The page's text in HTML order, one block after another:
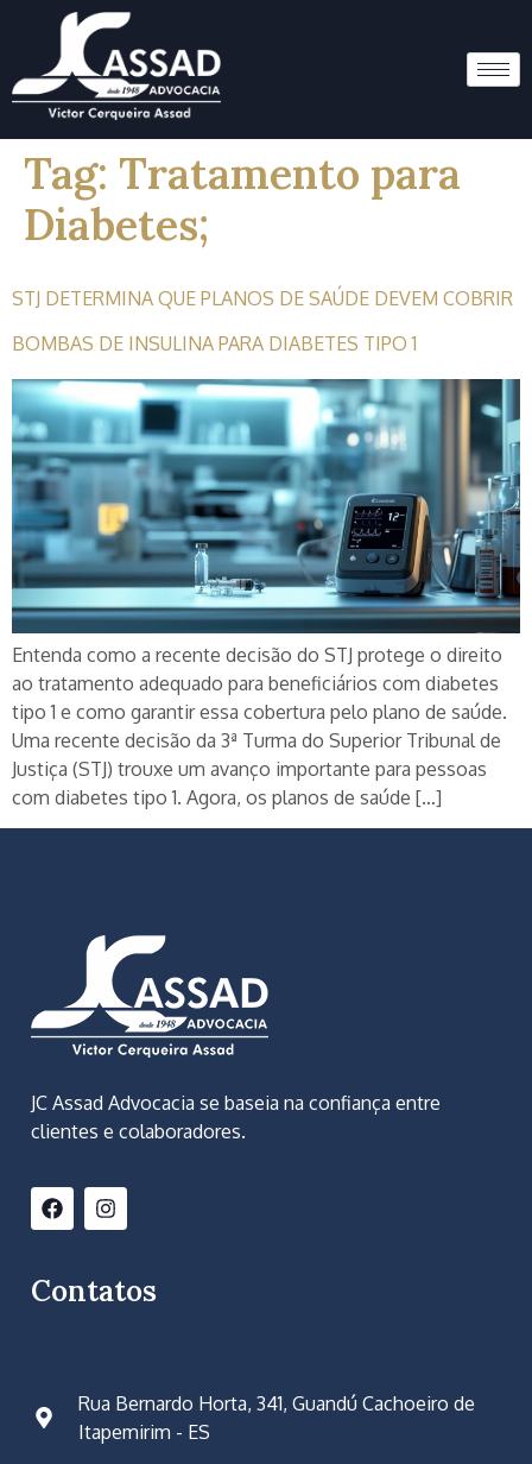
Tag: Tratamento para
Diabetes;
STJ DETERMINA QUE PLANOS DE SAÚDE DEVEM COBRIR
BOMBAS DE INSULINA PARA DIABETES TIPO 1
Entenda como a recente decisão do STJ protege o direito
ao tratamento adequado para beneficiários com diabetes
tipo 1 e como garantir essa cobertura pelo plano de saúde.
Uma recente decisão da 3ª Turma do Superior Tribunal de
Justiça (STJ) trouxe um avanço importante para pessoas
com diabetes tipo 1. Agora, os planos de saúde […]
JC Assad Advocacia se baseia na confiança entre
clientes e colaboradores.
Contatos
Rua Bernardo Horta, 341, Guandú Cachoeiro de
Itapemirim - ES